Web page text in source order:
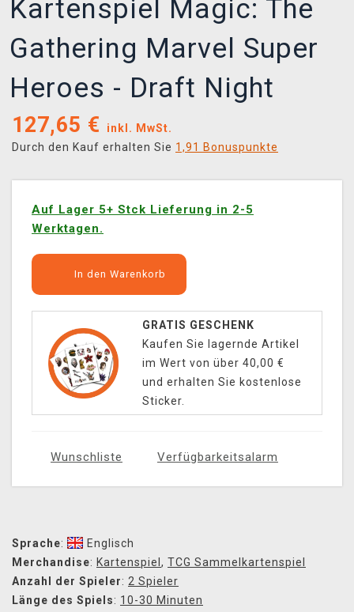
Kartenspiel Magic: The
Gathering Marvel Super
Heroes - Draft Night
127,65 €
inkl. MwSt.
Durch den Kauf erhalten Sie 1,91 Bonuspunkte
Auf Lager 5+ Stck Lieferung in 2-5
Werktagen.
In den Warenkorb
GRATIS GESCHENK
Kaufen Sie lagernde Artikel
im Wert von über 40,00 €
und erhalten Sie kostenlose
Sticker.
Wunschliste Verfügbarkeitsalarm
Sprache:
Englisch
Merchandise: Kartenspiel , TCG Sammelkartenspiel
Anzahl der Spieler: 2 Spieler
Länge des Spiels: 10-30 Minuten